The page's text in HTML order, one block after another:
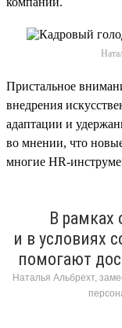
Пристальное
внедрения
адаптации и
во мнении, что
многие HR-
В рамках
и в условиях
помогают
Наталья Альбрехт,